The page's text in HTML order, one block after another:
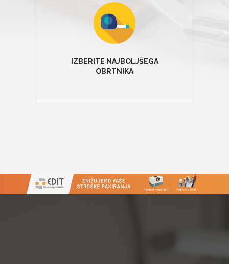
IZBERITE NAJBOLJŠEGA
OBRTNIKA